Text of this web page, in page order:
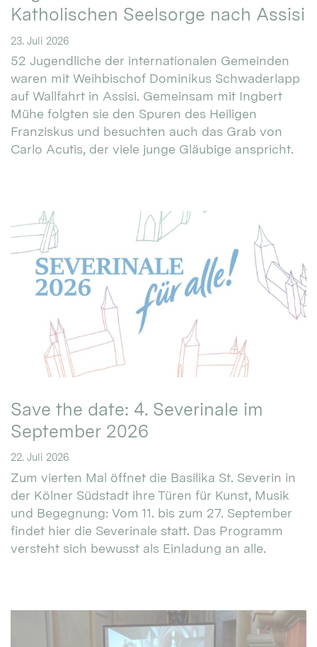
Katholischen Seelsorge nach Assisi
23. Juli 2026
52 Jugendliche der internationalen Gemeinden
waren mit Weihbischof Dominikus Schwaderlapp
auf Wallfahrt in Assisi. Gemeinsam mit Ingbert
Mühe folgten sie den Spuren des Heiligen
Franziskus und besuchten auch das Grab von
Carlo Acutis, der viele junge Gläubige anspricht.
Save the date: 4. Severinale im
September 2026
22. Juli 2026
Zum vierten Mal öffnet die Basilika St. Severin in
der Kölner Südstadt ihre Türen für Kunst, Musik
und Begegnung: Vom 11. bis zum 27. September
findet hier die Severinale statt. Das Programm
versteht sich bewusst als Einladung an alle.